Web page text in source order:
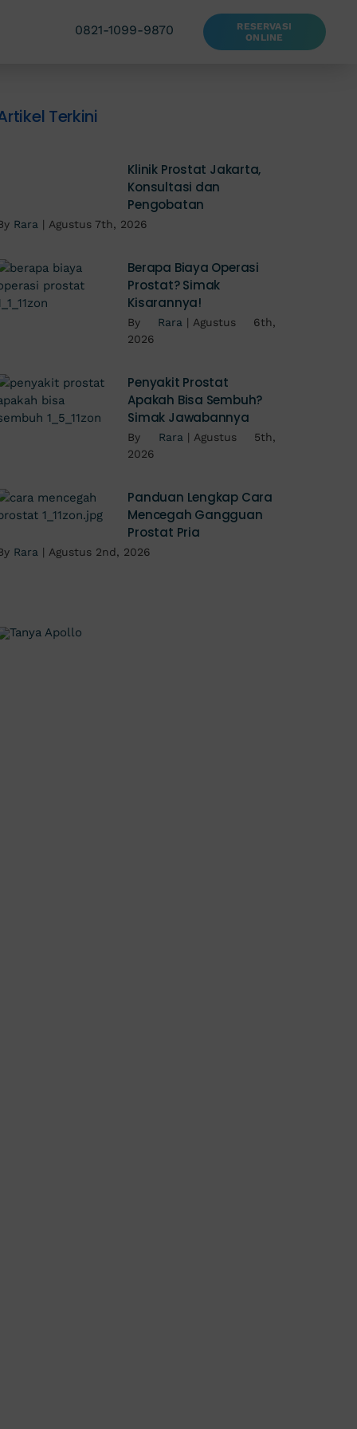
0821-1099-9870
RESERVASI
ONLINE
Terkini
Klinik Prostat Jakarta,
Konsultasi dan
Pengobatan
Rara | Agustus 7th, 2026
Berapa Biaya Operasi
Prostat? Simak
Kisarannya!
By Rara | Agustus 6th,
2026
Penyakit Prostat
Apakah Bisa Sembuh?
Simak Jawabannya
By Rara | Agustus 5th,
2026
Panduan Lengkap Cara
Mencegah Gangguan
Prostat Pria
Rara | Agustus 2nd, 2026